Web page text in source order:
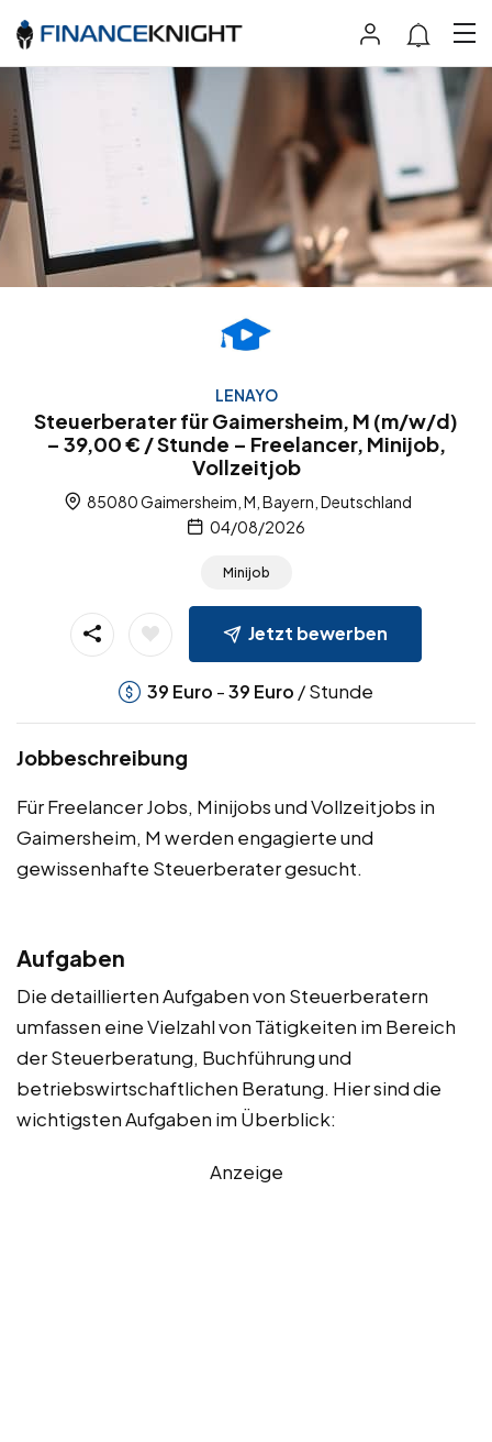
LENAYO
Steuerberater für Gaimersheim, M (m/w/d)
– 39,00 € / Stunde – Freelancer, Minijob,
Vollzeitjob
85080 Gaimersheim, M, Bayern, Deutschland
04/08/2026
Minijob
Jetzt bewerben
39 Euro -39 Euro / Stunde
Jobbeschreibung
Für Freelancer Jobs, Minijobs und Vollzeitjobs in
Gaimersheim, M werden engagierte und
gewissenhafte Steuerberater gesucht.
Aufgaben
Die detaillierten Aufgaben von Steuerberatern
umfassen eine Vielzahl von Tätigkeiten im Bereich
der Steuerberatung, Buchführung und
betriebswirtschaftlichen Beratung. Hier sind die
wichtigsten Aufgaben im Überblick:
Anzeige